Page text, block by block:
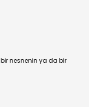
bir nesnenin ya da bir